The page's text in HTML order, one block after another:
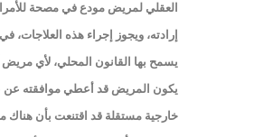
العقلي لمريض مودع في مصحة
إرادته، ويجوز إجراء هذه العلاجات،
يسمح بها القانون المحلي، لأي
يكون المريض قد أعطي موافقته عن
خارجية مستقلة قد اقتنعت بأن هناك